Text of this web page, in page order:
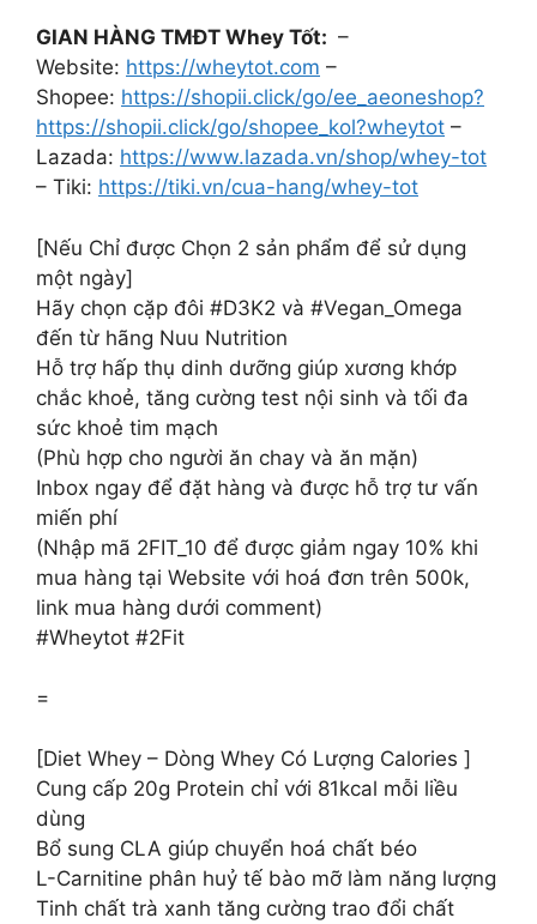
GIAN HÀNG TMĐT Whey Tốt: –
Website: https://wheytot.com –
Shopee: https://shopii.click/go/ee_aeoneshop?
https://shopii.click/go/shopee_kol?wheytot –
Lazada: https://www.lazada.vn/shop/whey-tot
– Tiki: https://tiki.vn/cua-hang/whey-tot
[Nếu Chỉ được Chọn 2 sản phẩm để sử dụng
một ngày]
Hãy chọn cặp đôi #D3K2 và #Vegan_Omega
đến từ hãng Nuu Nutrition
Hỗ trợ hấp thụ dinh dưỡng giúp xương khớp
chắc khoẻ, tăng cường test nội sinh và tối đa
sức khoẻ tim mạch
(Phù hợp cho người ăn chay và ăn mặn)
Inbox ngay để đặt hàng và được hỗ trợ tư vấn
miến phí
(Nhập mã 2FIT_10 để được giảm ngay 10% khi
mua hàng tại Website với hoá đơn trên 500k,
link mua hàng dưới comment)
#Wheytot #2Fit
=
[Diet Whey – Dòng Whey Có Lượng Calories ]
Cung cấp 20g Protein chỉ với 81kcal mỗi liều
dùng
Bổ sung CLA giúp chuyển hoá chất béo
L-Carnitine phân huỷ tế bào mỡ làm năng lượng
Tinh chất trà xanh tăng cường trao đổi chất